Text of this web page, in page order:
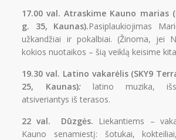
17.00 val.Atraskime Kauno marias(
g. 35, Kaunas).Pasiplaukiojimas
užkandžiai ir pokalbiai. (Žinoma, jei
kokios nuotaikos – šią veiklą keisime
19.30 val. Latino vakarėlis(SKY9
25, Kaunas): latino muzika,
atsiveriantys iš terasos.
22 val. Dūzgės. Liekantiems –
Kauno senamiestį: šotukai,